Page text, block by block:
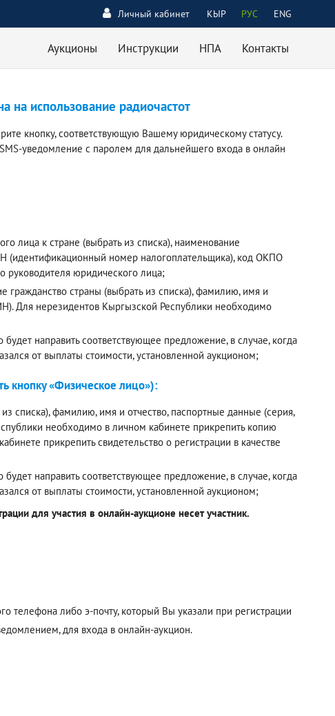
КЫР РУС ENG
Личный кабинет
Аукционы Инструкции НПА Контакты
на использование радиочастот
кнопку, соответствующую Вашему юридическому статусу.
уведомление с паролем для дальнейшего входа в онлайн
лица к стране (выбрать из списка), наименование
(идентификационный номер налогоплательщика), код ОКПО
руководителя юридического лица;
гражданство страны (выбрать из списка), фамилию, имя и
Для нерезидентов Кыргызской Республики необходимо
направить соответствующее предложение, в случае, когда
от выплаты стоимости, установленной аукционом;
кнопку «Физическое лицо»):
списка), фамилию, имя и отчество, паспортные данные (серия,
необходимо в личном кабинете прикрепить копию
прикрепить свидетельство о регистрации в качестве
направить соответствующее предложение, в случае, когда
от выплаты стоимости, установленной аукционом;
для участия в онлайн-аукционе несет участник.
либо э-почту, который Вы указали при регистрации
для входа в онлайн-аукцион.